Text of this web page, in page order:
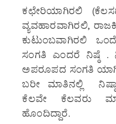
ಕಛೇರಿಯಾಗಿರಲಿ
ವ್ಯವಹಾರವಾಗಿರಲಿ,
ಕುಟುಂಬವಾಗಿರಲಿ
ಸಂಗತಿ ಎಂದರೆ ನಿಷ್ಠೆ .
ಅಪರೂಪದ ಸಂಗತಿ
ಬರೀ ಮಾತಿನಲ್ಲಿ
ಕೆಲವೇ ಕೆಲವರು
ಹೊಂದಿದ್ದಾರೆ.